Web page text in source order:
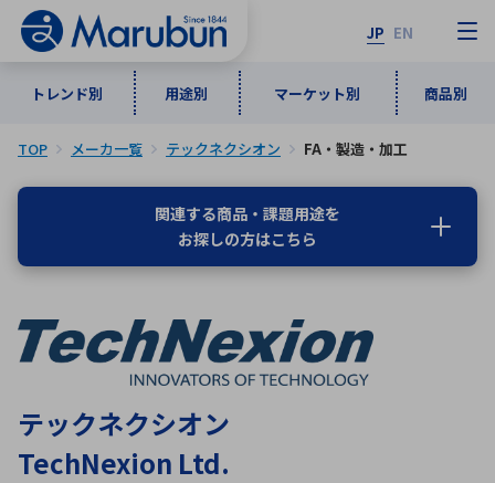
JP EN
トレンド別 用途別 マーケット別 商品別
トレンド別
インダストリアルDXソリューション
5G・Local 5G
ワイヤレス給電
用途別
通信・ネットワーク
監視・セキュリティ
計測・検出
マーケット別
商品別
メーカ一覧
な行
は行 ま行
わ行
アルファベット順
TOP メーカ一覧 テックネクシオン FA・製造・加工
関連する商品・課題用途を
お探しの方はこちら
テックネクシオン
TechNexion Ltd.